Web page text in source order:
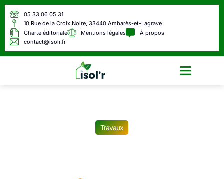
05 33 06 05 31
10 Rue de la Croix Noire, 33440 Ambarès-et-Lagrave
Charte éditoriale
Mentions légales
À propos
contact@isolr.fr
Travaux